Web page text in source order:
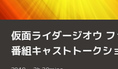
仮面ライダージオウ
番組キャストトークシ